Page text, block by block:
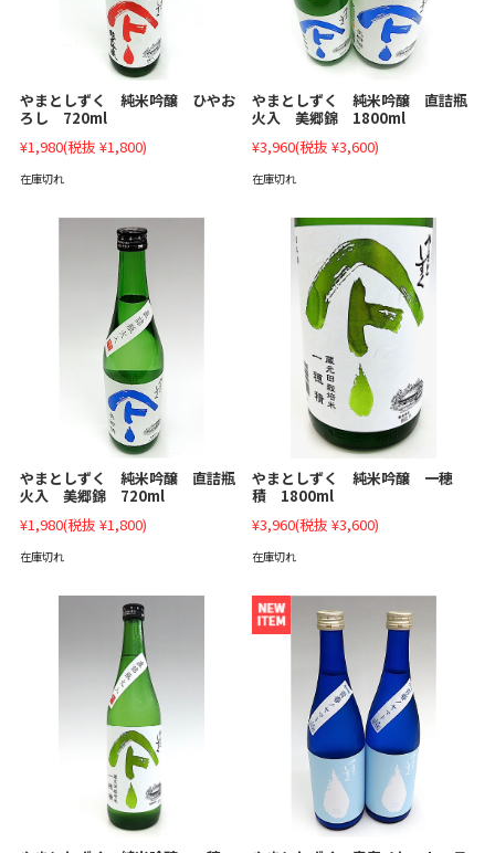
やまとしずく 純米吟醸 ひやお
ろし 720ml
¥1,980(税抜 ¥1,800)
在庫切れ
やまとしずく 純米吟醸 直詰瓶
火入 美郷錦 1800ml
¥3,960(税抜 ¥3,600)
在庫切れ
やまとしずく 純米吟醸 直詰瓶
火入 美郷錦 720ml
¥1,980(税抜 ¥1,800)
在庫切れ
やまとしずく 純米吟醸 一穂
積 1800ml
¥3,960(税抜 ¥3,600)
在庫切れ